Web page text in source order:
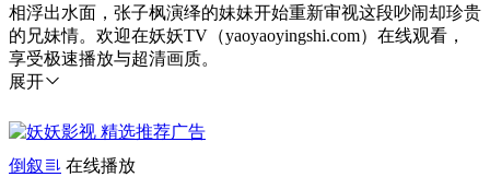
相浮出水面，张子枫演绎的妹妹开始重新审视这段吵闹却珍贵
的兄妹情。欢迎在妖妖TV（yaoyaoyingshi.com）在线观看，
享受极速播放与超清画质。
展开
倒叙
在线播放